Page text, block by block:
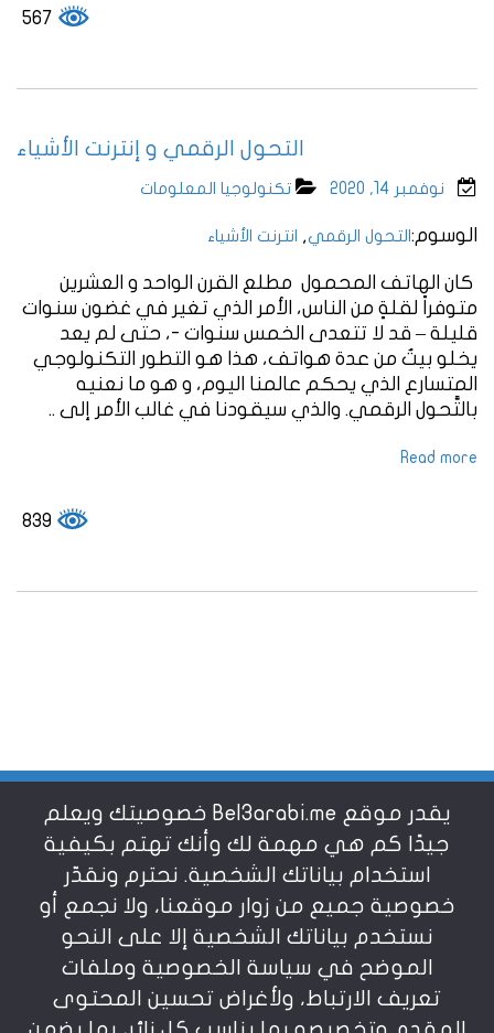
التحول الرقمي و إنترنت الأشياء
نوفمبر 14, 2020 تكنولوجيا المعلومات
الوسوم: التحول الرقمي, انترنت الأشياء
كان الهاتف المحمول مطلع القرن الواحد و العشرين
متوفراً لقلةٍ من الناس، الأمر الذي تغير في غضون سنوات
قليلة – قد لا تتعدى الخمس سنوات -، حتى لم يعد
يخلو بيتٌ من عدة هواتف، هذا هو التطور التكنولوجي
المتسارع الذي يحكم عالمنا اليوم، و هو ما نعنيه
بالتَّحول الرقمي. والذي سيقودنا في غالب الأمر إلى ..
Read more
شروط الاستخدام
سياسة الخصوصية
عن بالعربي
يقدر موقع Bel3arabi.me خصوصيتك ويعلم
جيدًا كم هي مهمة لك وأنك تهتم بكيفية
استخدام بياناتك الشخصية. نحترم ونقدّر
خصوصية جميع من زوار موقعنا، ولا نجمع أو
نستخدم بياناتك الشخصية إلا على النحو
الموضح في سياسة الخصوصية وملفات
تعريف الارتباط، ولأغراض تحسين المحتوى